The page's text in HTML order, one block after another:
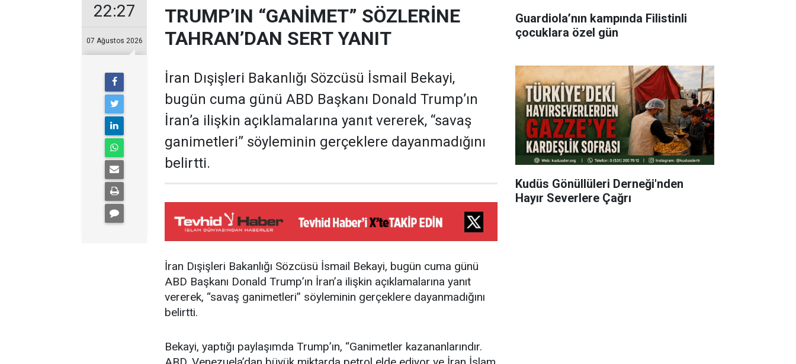
22:27
07 Ağustos 2026
TRUMP’IN “GANİMET” SÖZLERİNE
TAHRAN’DAN SERT YANIT
İran Dışişleri Bakanlığı Sözcüsü İsmail Bekayi,
bugün cuma günü ABD Başkanı Donald Trump’ın
İran’a ilişkin açıklamalarına yanıt vererek, “savaş
ganimetleri” söyleminin gerçeklere dayanmadığını
belirtti.
İran Dışişleri Bakanlığı Sözcüsü İsmail Bekayi, bugün cuma günü
ABD Başkanı Donald Trump’ın İran’a ilişkin açıklamalarına yanıt
vererek, “savaş ganimetleri” söyleminin gerçeklere dayanmadığını
belirtti.
Bekayi, yaptığı paylaşımda Trump’ın, “Ganimetler kazananlarındır.
Guardiola’nın kampında Filistinli
çocuklara özel gün
Kudüs Gönüllüleri Derneği'nden
Hayır Severlere Çağrı